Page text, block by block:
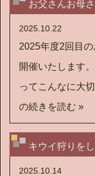
お父さんお母
2025.10.22
2025年度2回目
開催いたします
ってこんなに大
の続きを読む »
キウイ狩りを
2025.10.14